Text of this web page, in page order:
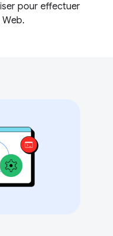
pour effectuer